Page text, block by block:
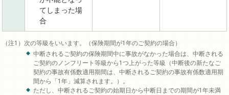
てしまった場
合
次の等級をいいます。（保険期間が1年のご契約の場合）
中断されるご契約の保険期間中に事故がなかった場合は、中断される
ご契約のノンフリート等級から1つ上がった等級（中断後の新たなご
契約の事故有係数適用期間は、中断されるご契約の事故有係数適用期
間から「1年」減算されます。）。
ただし、中断されるご契約の始期日から中断日までの期間が1年未満